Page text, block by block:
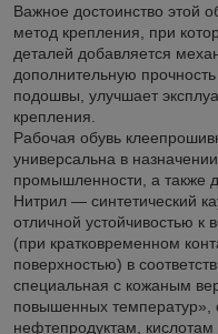
Важное достоинство этой
метод крепления, при
деталей добавляется
дополнительную
подошвы, улучшает
крепления.
Рабочая обувь
универсальна в
промышленности, а также
Нитрил — синтетический
отличной устойчивостью к
(при кратковременном
поверхностью) в
специальная с кожаным
повышенных температур»,
нефтепродуктам,